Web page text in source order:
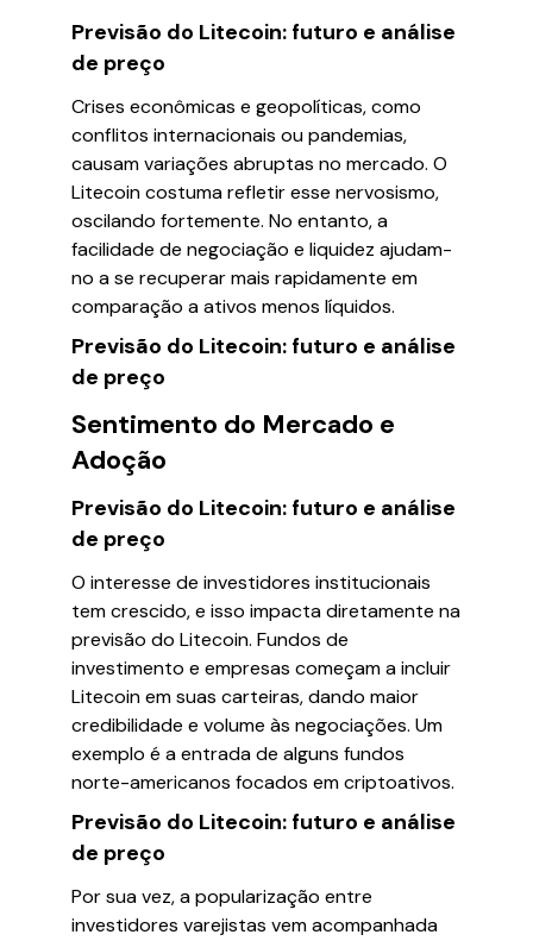
Previsão do Litecoin: futuro e análise
de preço
Crises econômicas e geopolíticas, como
conflitos internacionais ou pandemias,
causam variações abruptas no mercado. O
Litecoin costuma refletir esse nervosismo,
oscilando fortemente. No entanto, a
facilidade de negociação e liquidez ajudam-
no a se recuperar mais rapidamente em
comparação a ativos menos líquidos.
Previsão do Litecoin: futuro e análise
de preço
Sentimento do Mercado e
Adoção
Previsão do Litecoin: futuro e análise
de preço
O interesse de investidores institucionais
tem crescido, e isso impacta diretamente na
previsão do Litecoin. Fundos de
investimento e empresas começam a incluir
Litecoin em suas carteiras, dando maior
credibilidade e volume às negociações. Um
exemplo é a entrada de alguns fundos
norte-americanos focados em criptoativos.
Previsão do Litecoin: futuro e análise
de preço
Por sua vez, a popularização entre
investidores varejistas vem acompanhada